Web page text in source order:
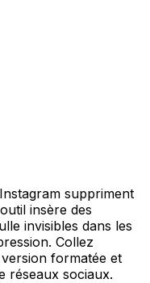
suppriment
insère des
invisibles dans les
Collez
formatée et
réseaux sociaux.